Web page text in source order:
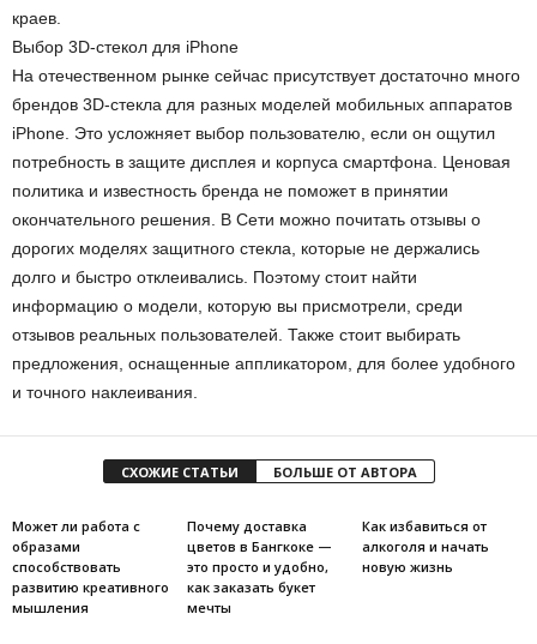
краев.
Выбор 3D-стекол для iPhone
На отечественном рынке сейчас присутствует достаточно много
брендов 3D-стекла для разных моделей мобильных аппаратов
iPhone. Это усложняет выбор пользователю, если он ощутил
потребность в защите дисплея и корпуса смартфона. Ценовая
политика и известность бренда не поможет в принятии
окончательного решения. В Сети можно почитать отзывы о
дорогих моделях защитного стекла, которые не держались
долго и быстро отклеивались. Поэтому стоит найти
информацию о модели, которую вы присмотрели, среди
отзывов реальных пользователей. Также стоит выбирать
предложения, оснащенные аппликатором, для более удобного
и точного наклеивания.
СХОЖИЕ СТАТЬИ БОЛЬШЕ ОТ АВТОРА
Может ли работа с
образами
способствовать
развитию креативного
мышления
Почему доставка
цветов в Бангкоке —
это просто и удобно,
как заказать букет
мечты
Как избавиться от
алкоголя и начать
новую жизнь